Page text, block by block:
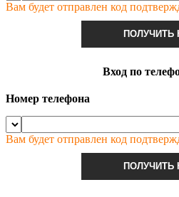
Вам будет отправлен код
ПОЛУЧИТЬ
Вход по
Номер телефона
Вам будет отправлен код
ПОЛУЧИТЬ